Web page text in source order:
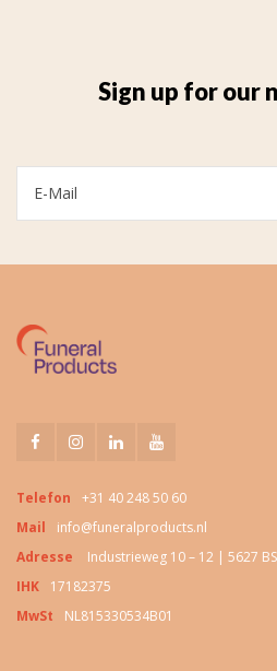
Sign up for our
Telefon
+31 40 248 50 60
Mail
info@funeralproducts.nl
Adresse
Industrieweg 10 – 12 | 5627
IHK
17182375
MwSt
NL815330534B01